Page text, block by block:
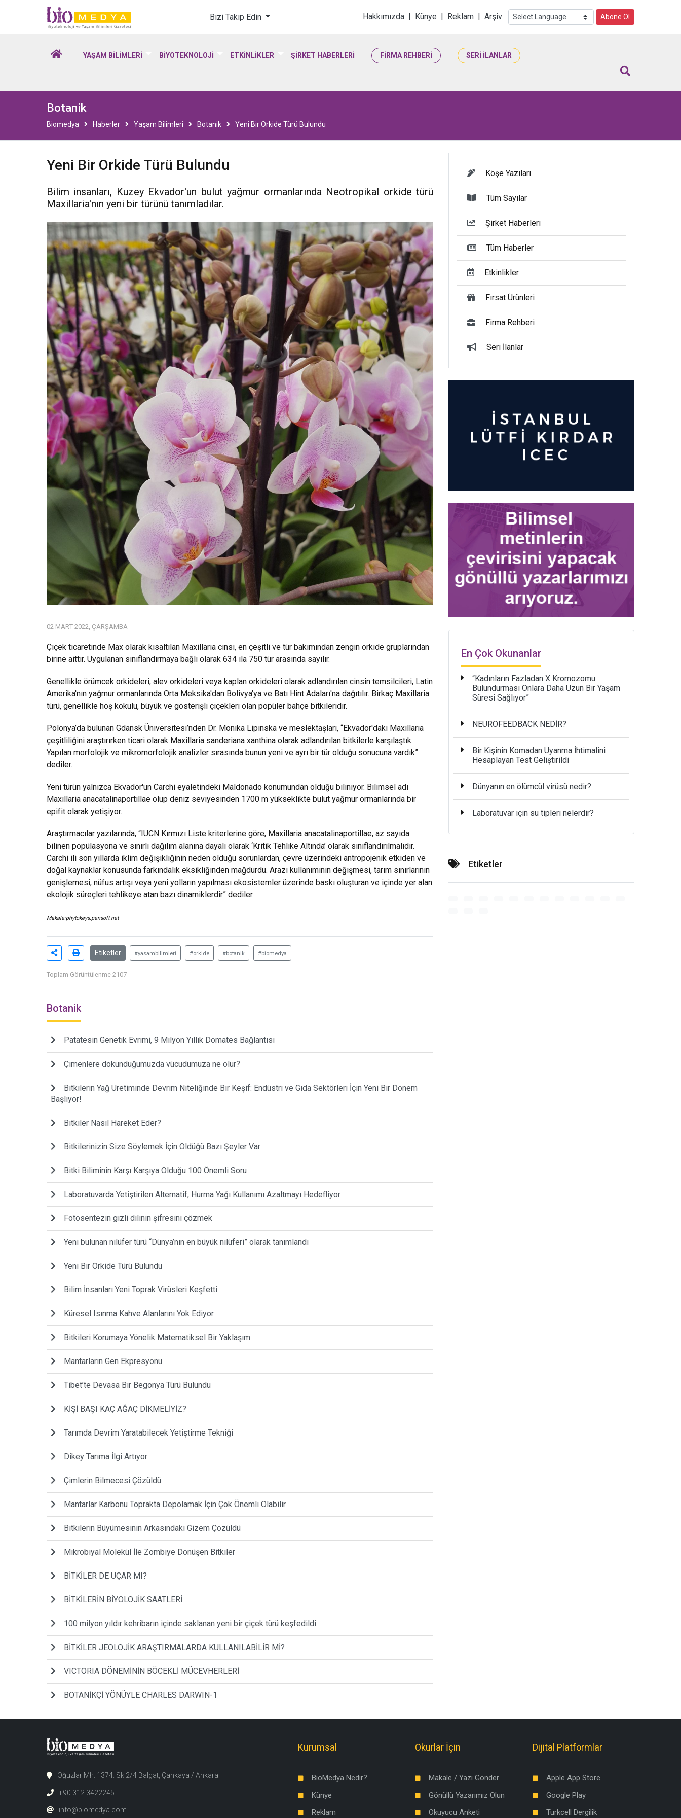
Biomedya - Biyoteknoloji & Yaşam Bilimleri
Bizi Takip Edin Hakkımızda | Künye | Reklam | Arşiv Abone Ol
YAŞAM BİLİMLERİ BİYOTEKNOLOJİ ETKİNLİKLER ŞİRKET HABERLERİ FİRMA REHBERİ SERİ İLANLAR
Botanik
Biomedya Haberler Yaşam Bilimleri Botanik Yeni Bir Orkide Türü Bulundu
Yeni Bir Orkide Türü Bulundu
Bilim insanları, Kuzey Ekvador'un bulut yağmur ormanlarında Neotropikal orkide türü
Maxillaria'nın yeni bir türünü tanımladılar.
02 MART 2022, ÇARŞAMBA
Çiçek ticaretinde Max olarak kısaltılan Maxillaria cinsi, en çeşitli ve tür bakımından zengin orkide gruplarından
birine aittir. Uygulanan sınıflandırmaya bağlı olarak 634 ila 750 tür arasında sayılır.
Genellikle örümcek orkideleri, alev orkideleri veya kaplan orkideleri olarak adlandırılan cinsin temsilcileri, Latin
Amerika'nın yağmur ormanlarında Orta Meksika'dan Bolivya'ya ve Batı Hint Adaları'na dağıtılır. Birkaç Maxillaria
türü, genellikle hoş kokulu, büyük ve gösterişli çiçekleri olan popüler bahçe bitkileridir.
Polonya’da bulunan Gdansk Üniversitesi’nden Dr. Monika Lipinska ve meslektaşları, “Ekvador'daki Maxillaria
çeşitliliğini araştırırken ticari olarak Maxillaria sanderiana xanthina olarak adlandırılan bitkilerle karşılaştık.
Yapılan morfolojik ve mikromorfolojik analizler sırasında bunun yeni ve ayrı bir tür olduğu sonucuna vardık”
dediler.
Yeni türün yalnızca Ekvador'un Carchi eyaletindeki Maldonado konumundan olduğu biliniyor. Bilimsel adı
Maxillaria anacatalinaportillae olup deniz seviyesinden 1700 m yükseklikte bulut yağmur ormanlarında bir
epifit olarak yetişiyor.
Araştırmacılar yazılarında, “IUCN Kırmızı Liste kriterlerine göre, Maxillaria anacatalinaportillae, az sayıda
bilinen popülasyona ve sınırlı dağılım alanına dayalı olarak ‘Kritik Tehlike Altında’ olarak sınıflandırılmalıdır.
Carchi ili son yıllarda iklim değişikliğinin neden olduğu sorunlardan, çevre üzerindeki antropojenik etkiden ve
doğal kaynaklar konusunda farkındalık eksikliğinden mağdurdu. Arazi kullanımının değişmesi, tarım sınırlarının
genişlemesi, nüfus artışı veya yeni yolların yapılması ekosistemler üzerinde baskı oluşturan ve içinde yer alan
ekolojik süreçleri tehlikeye atan bazı dinamiklerdir” dediler.
Makale:phytokeys.pensoft.net
Etiketler #yasambilimleri #orkide #botanik #biomedya
Toplam Görüntülenme 2107
Botanik
Patatesin Genetik Evrimi, 9 Milyon Yıllık Domates Bağlantısı
Çimenlere dokunduğumuzda vücudumuza ne olur?
Bitkilerin Yağ Üretiminde Devrim Niteliğinde Bir Keşif: Endüstri ve Gıda Sektörleri İçin Yeni Bir Dönem
Başlıyor!
Bitkiler Nasıl Hareket Eder?
Bitkilerinizin Size Söylemek İçin Öldüğü Bazı Şeyler Var
Bitki Biliminin Karşı Karşıya Olduğu 100 Önemli Soru
Laboratuvarda Yetiştirilen Alternatif, Hurma Yağı Kullanımı Azaltmayı Hedefliyor
Fotosentezin gizli dilinin şifresini çözmek
Yeni bulunan nilüfer türü “Dünya’nın en büyük nilüferi” olarak tanımlandı
Yeni Bir Orkide Türü Bulundu
Bilim İnsanları Yeni Toprak Virüsleri Keşfetti
Küresel Isınma Kahve Alanlarını Yok Ediyor
Bitkileri Korumaya Yönelik Matematiksel Bir Yaklaşım
Mantarların Gen Ekpresyonu
Tibet’te Devasa Bir Begonya Türü Bulundu
KİŞİ BAŞI KAÇ AĞAÇ DİKMELİYİZ?
Tarımda Devrim Yaratabilecek Yetiştirme Tekniği
Dikey Tarıma İlgi Artıyor
Çimlerin Bilmecesi Çözüldü
Mantarlar Karbonu Toprakta Depolamak İçin Çok Önemli Olabilir
Bitkilerin Büyümesinin Arkasındaki Gizem Çözüldü
Mikrobiyal Molekül İle Zombiye Dönüşen Bitkiler
BİTKİLER DE UÇAR MI?
BİTKİLERİN BİYOLOJİK SAATLERİ
100 milyon yıldır kehribarın içinde saklanan yeni bir çiçek türü keşfedildi
BİTKİLER JEOLOJİK ARAŞTIRMALARDA KULLANILABİLİR Mİ?
VICTORIA DÖNEMİNİN BÖCEKLİ MÜCEVHERLERİ
BOTANİKÇİ YÖNÜYLE CHARLES DARWIN-1
Köşe Yazıları
Tüm Sayılar
Şirket Haberleri
Tüm Haberler
Etkinlikler
Fırsat Ürünleri
Firma Rehberi
Seri İlanlar
En Çok Okunanlar
“Kadınların Fazladan X Kromozomu
Bulundurması Onlara Daha Uzun Bir Yaşam
Süresi Sağlıyor”
NEUROFEEDBACK NEDİR?
Bir Kişinin Komadan Uyanma İhtimalini
Hesaplayan Test Geliştirildi
Dünyanın en ölümcül virüsü nedir?
Laboratuvar için su tipleri nelerdir?
Etiketler
Oğuzlar Mh. 1374. Sk 2/4 Balgat, Çankaya / Ankara
+90 312 3422245
info@biomedya.com
Kurumsal
BioMedya Nedir?
Künye
Reklam
Okurlar İçin
Makale / Yazı Gönder
Gönüllü Yazarımız Olun
Okuyucu Anketi
Dijital Platformlar
Apple App Store
Google Play
Turkcell Dergilik